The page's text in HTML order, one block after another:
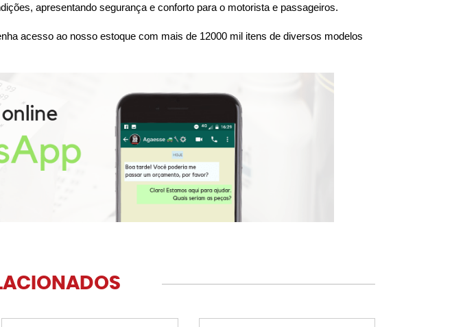
apresentando segurança e conforto para o motorista e passageiros.
acesso ao nosso estoque com mais de 12000 mil itens de diversos modelos